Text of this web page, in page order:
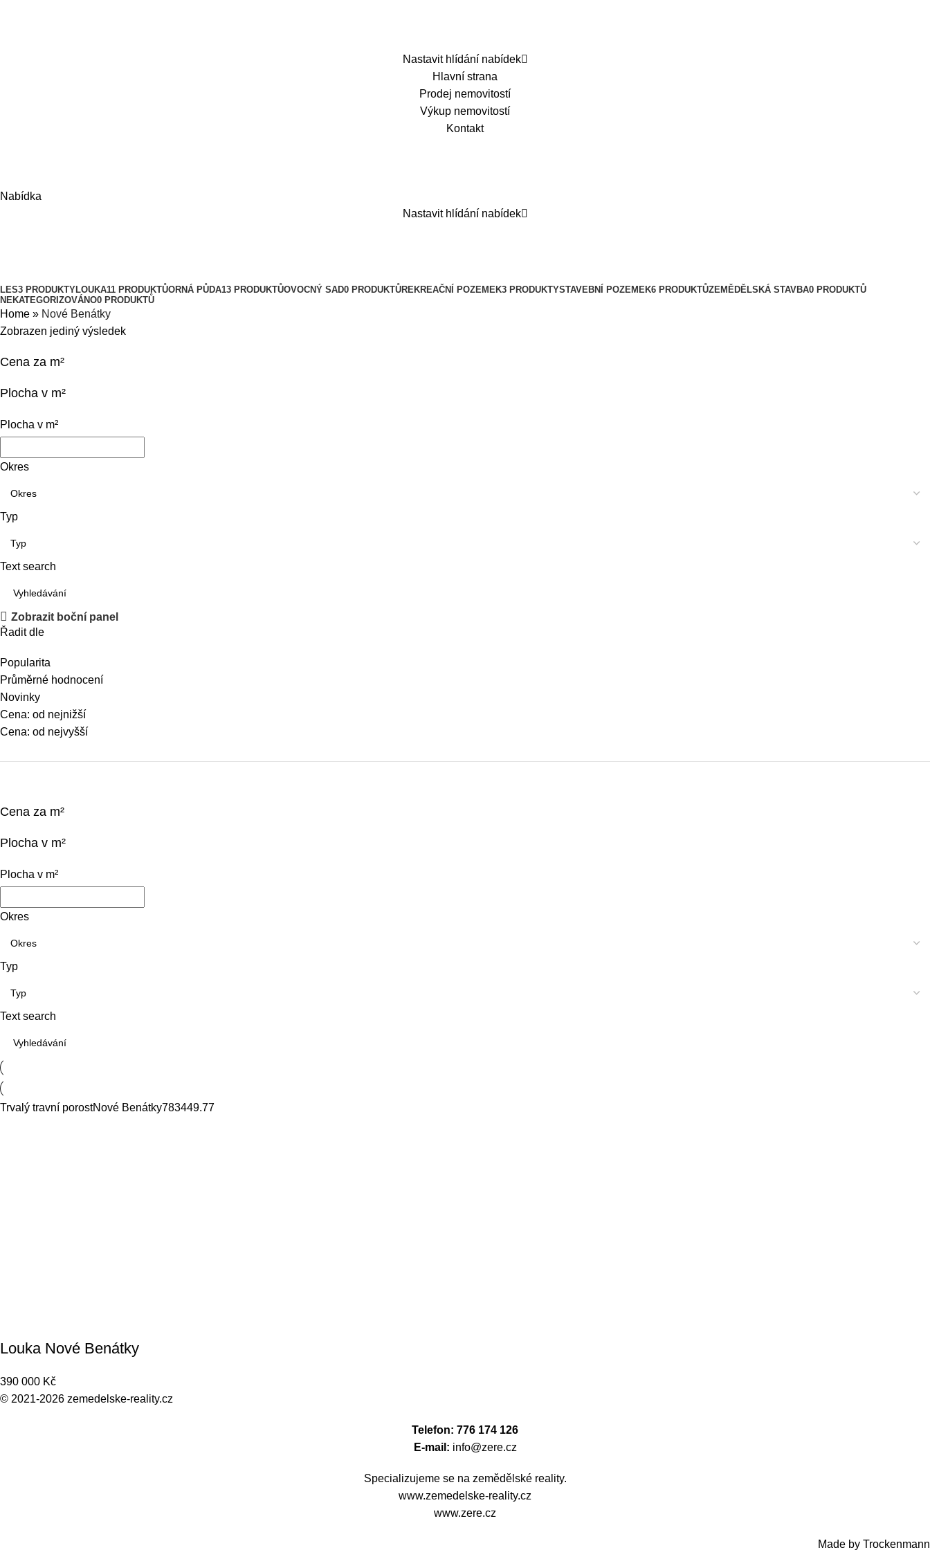
Nastavit hlídání nabídek
Hlavní strana
Prodej nemovitostí
Výkup nemovitostí
Kontakt
Nabídka
Nastavit hlídání nabídek
LES3 PRODUKTY LOUKA11 PRODUKTŮORNÁ PŮDA13 PRODUKTŮOVOCNÝ SAD0 PRODUKTŮREKREAČNÍ POZEMEK3 PRODUKTYSTAVEBNÍ POZEMEK6 PRODUKTŮZEMĚDĚLSKÁ STAVBA0 PRODUKTŮ
NEKATEGORIZOVÁNO0 PRODUKTŮ
Home » Nové Benátky
Zobrazen jediný výsledek
Cena za m²
Plocha v m²
Plocha v m²
Okres
Typ
Text search
Zobrazit boční panel
Řadit dle
Popularita
Průměrné hodnocení
Novinky
Cena: od nejnižší
Cena: od nejvyšší
Cena za m²
Plocha v m²
Plocha v m²
Okres
Typ
Text search
Trvalý travní porostNové Benátky783449.77
Louka Nové Benátky
390 000 Kč
© 2021-2026 zemedelske-reality.cz
Telefon: 776 174 126
E-mail: info@zere.cz
Specializujeme se na zemědělské reality.
www.zemedelske-reality.cz
www.zere.cz
Made by Trockenmann